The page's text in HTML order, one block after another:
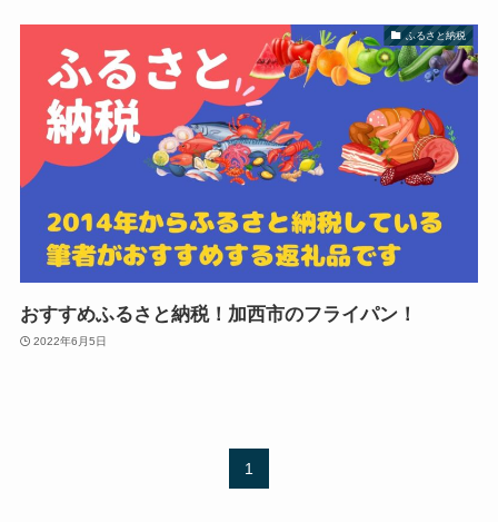
ふるさと納税
おすすめふるさと納税！加西市のフライパン！
2022年6月5日
1